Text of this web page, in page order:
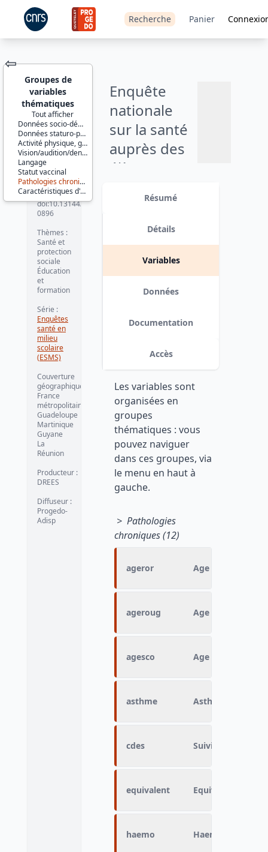
Recherche Panier
JEU DE
DONNÉES
Enquête
nationale
sur la santé
auprès des
élèves
classe de
grande
section de
maternelle -
1999-2000
⇦
Groupes de
variables
thématiques
Tout afficher
Données socio-démographiques
Données staturo-pondérales
Activité physique, garderie
Vision/audition/dentition
Langage
Statut vaccinal
Pathologies chroniques
Caractéristiques d'enquête
Identifiants :
lil-0896
doi:10.13144/lil-
0896
Thèmes :
Santé et
protection
sociale
Éducation
et
formation
Série :
Enquêtes
santé en
milieu
scolaire
(ESMS)
Couverture
géographique :
France
métropolitaine
Guadeloupe
Martinique
Guyane
La
Réunion
Producteur :
DREES
Diffuseur :
Progedo-
Adisp
Résumé
Détails
Variables
Données
Documentation
Accès
Les variables sont
organisées en
groupes
thématiques : vous
pouvez naviguer
dans ces groupes, via
le menu en haut à
gauche.
> Pathologies
chroniques (12)
ageror Age : oreillons
ageroug Age : rougeole
agesco Age :
asthme Asthme
cdes Suivi en centre
equivalent Equivalent
haemo Haemophilus